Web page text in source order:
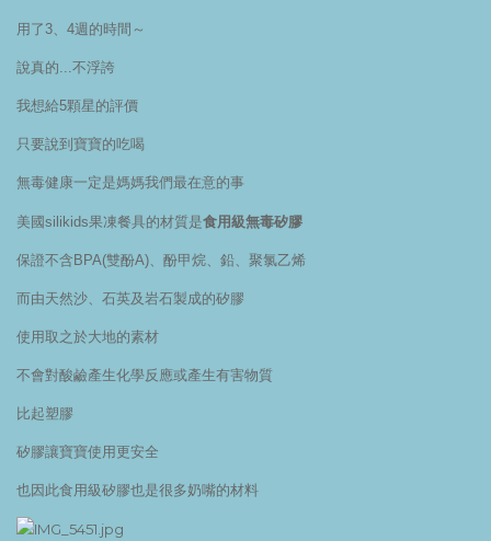
用了3、4週的時間～
說真的...不浮誇
我想給5顆星的評價
只要說到寶寶的吃喝
無毒健康一定是媽媽我們最在意的事
美國silikids果凍餐具的材質是食用級無毒矽膠
保證不含BPA(雙酚A)、酚甲烷、鉛、聚氯乙烯
而由天然沙、石英及岩石製成的矽膠
使用取之於大地的素材
不會對酸鹼產生化學反應或產生有害物質
比起塑膠
矽膠讓寶寶使用更安全
也因此食用級矽膠也是很多奶嘴的材料